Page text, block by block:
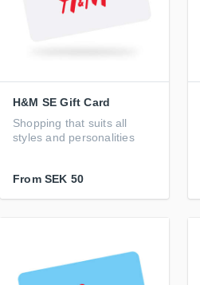
H&M SE Gift Card
Shopping that suits all
styles and personalities
From SEK 50